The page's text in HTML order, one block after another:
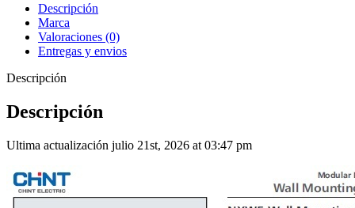
Descripción
Marca
Valoraciones (0)
Entregas y envios
Descripción
Descripción
Ultima actualización julio 21st, 2026 at 03:47 pm